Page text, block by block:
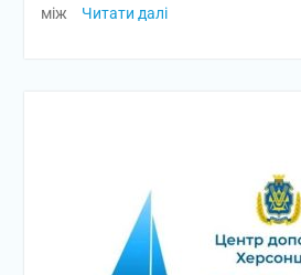
між
Читати далі